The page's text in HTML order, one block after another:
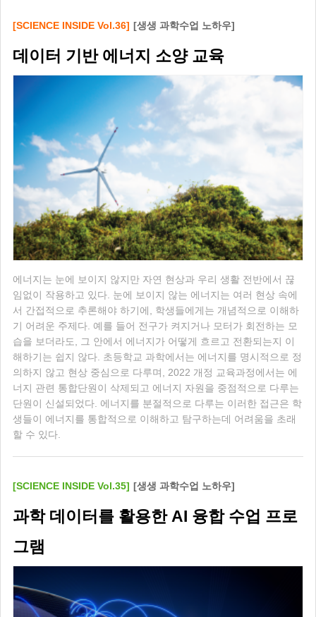
[SCIENCE INSIDE Vol.36] [생생 과학수업 노하우]
데이터 기반 에너지 소양 교육
에너지는 눈에 보이지 않지만 자연 현상과 우리 생활 전반에서 끊
임없이 작용하고 있다. 눈에 보이지 않는 에너지는 여러 현상 속에
서 간접적으로 추론해야 하기에, 학생들에게는 개념적으로 이해하
기 어려운 주제다. 예를 들어 전구가 켜지거나 모터가 회전하는 모
습을 보더라도, 그 안에서 에너지가 어떻게 흐르고 전환되는지 이
해하기는 쉽지 않다. 초등학교 과학에서는 에너지를 명시적으로 정
의하지 않고 현상 중심으로 다루며, 2022 개정 교육과정에서는 에
너지 관련 통합단원이 삭제되고 에너지 자원을 중점적으로 다루는
단원이 신설되었다. 에너지를 분절적으로 다루는 이러한 접근은 학
생들이 에너지를 통합적으로 이해하고 탐구하는데 어려움을 초래
할 수 있다.
[SCIENCE INSIDE Vol.35] [생생 과학수업 노하우]
과학 데이터를 활용한 AI 융합 수업 프로
그램